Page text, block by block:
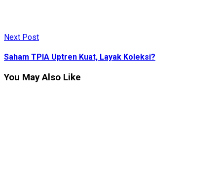
Next Post
Saham TPIA Uptren Kuat, Layak Koleksi?
You May Also Like